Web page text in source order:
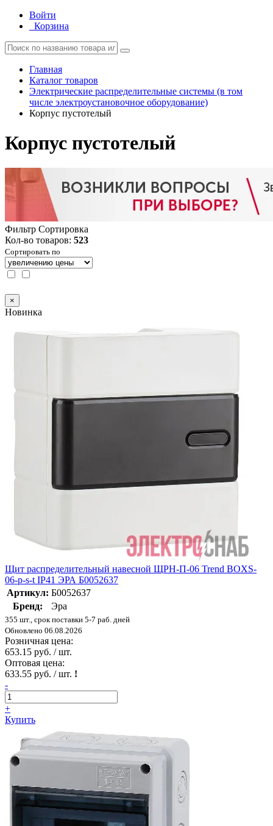
Войти
Корзина
Главная
Каталог товаров
Электрические распределительные системы (в том
числе электроустановочное оборудование)
Корпус пустотелый
Корпус пустотелый
Фильтр Сортировка
Кол-во товаров: 523
Сортировать по
×
Новинка
Щит распределительный навесной ЩРН-П-06 Trend BOXS-
06-p-s-t IP41 ЭРА Б0052637
Артикул: Б0052637
Бренд:
Эра
355 шт., срок поставки 5-7 раб. дней
Обновлено 06.08.2026
Розничная цена:
653.15 руб. / шт.
Оптовая цена:
633.55 руб. / шт. !
-
+
Купить